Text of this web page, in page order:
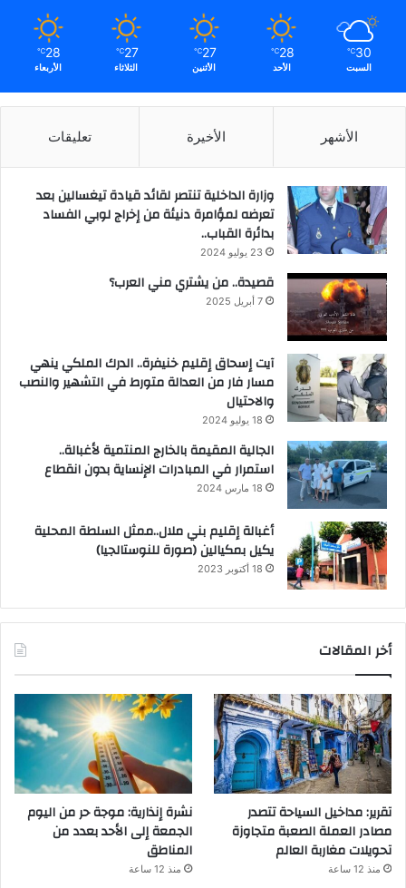
30
℃
السبت
28
℃
الأحد
27
℃
الأثنين
27
℃
الثلاثاء
28
℃
الأربعاء
الأشهر الأخيرة تعليقات
وزارة الداخلية تنتصر لقائد قيادة تيغسالين بعد
تعرضه لمؤامرة دنيئة من إخراج لوبي الفساد
بدائرة القباب..
23 يوليو 2024
قصيدة.. من يشتري مني العرب؟
7 أبريل 2025
آيت إسحاق إقليم خنيفرة.. الدرك الملكي ينهي
مسار فار من العدالة متورط في التشهير والنصب
والاحتيال
18 يوليو 2024
الجالية المقيمة بالخارج المنتمية لأغبالة..
استمرار في المبادرات الإنساية بدون انقطاع
18 مارس 2024
أغبالة إقليم بني ملال..ممثل السلطة المحلية
يكيل بمكيالين (صورة للنوستالجيا)
18 أكتوبر 2023
أخر المقالات
تقرير: مداخيل السياحة تتصدر
مصادر العملة الصعبة متجاوزة
تحويلات مغاربة العالم
منذ 12 ساعة
نشرة إنذارية: موجة حر من اليوم
الجمعة إلى الأحد بعدد من
المناطق
منذ 12 ساعة